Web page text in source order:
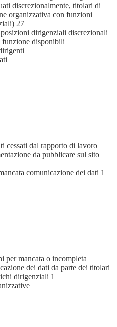
discrezionalmente, titolari di
organizzativa con funzioni
27
dirigenziali discrezionali
funzione disponibili
cessati dal rapporto di lavoro
da pubblicare sul sito
comunicazione dei dati 1
per mancata o incompleta
dei dati da parte dei titolari
dirigenziali 1